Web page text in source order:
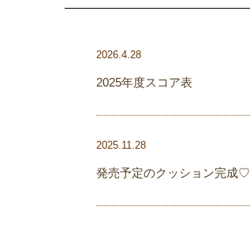
2026.4.28
2025年度スコア表
2025.11.28
発売予定のクッション完成♡